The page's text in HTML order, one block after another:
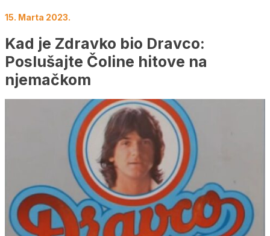
15. Marta 2023.
Kad je Zdravko bio Dravco:
Poslušajte Čoline hitove na
njemačkom